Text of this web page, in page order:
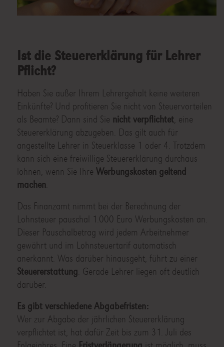
Ist die Steuererklärung für Lehrer
Pflicht?
Haben Sie außer Ihrem Lehrergehalt keine weiteren
Einkünfte? Und profitieren Sie nicht von Steuervorteilen
als Beamte? Dann sind Sie nicht verpflichtet, eine
Steuererklärung abzugeben. Das gilt auch für
angestellte Lehrer in Steuerklasse 1 oder 4. Trotzdem
kann sich eine freiwillige Steuererklärung durchaus
lohnen, wenn Sie Ihre Werbungskosten geltend
machen
Das Finanzamt nimmt bei der Berechnung der
Lohnsteuer pauschal 1.000 Euro Werbungskosten an.
Dieser Pauschalbetrag wird jedem Arbeitnehmer
gewährt und im Lohnsteuertarif automatisch
anerkannt. Was darüber hinausgeht, führt zu einer
Steuererstattung . Gerade Lehrer liegen oft deutlich
darüber.
Es gibt verschiedene Abgabefristen:
Wer zur Abgabe der jährlichen Steuererklärung
verpflichtet ist, hat dafür Zeit bis zum 31. Juli des